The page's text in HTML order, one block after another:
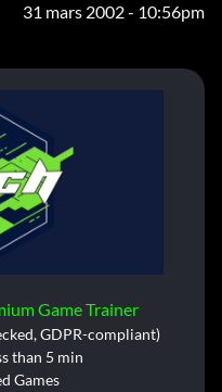
31 mars 2002 - 10:56pm
Game Trainer
GDPR-compliant)
than 5 min
Games